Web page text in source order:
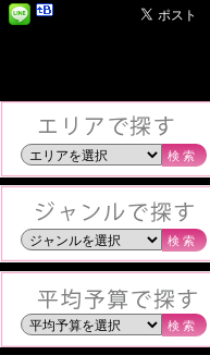
検索
検索
検索